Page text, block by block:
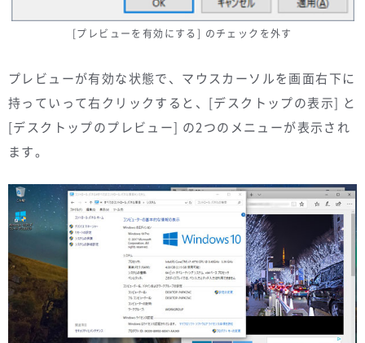
[プレビューを有効にする] のチェックを外す
プレビューが有効な状態で、マウスカーソルを画面右下に
持っていって右クリックすると、[デスクトップの表示] と
[デスクトップのプレビュー] の2つのメニューが表示され
ます。